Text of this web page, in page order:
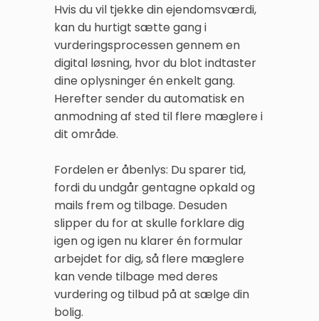
Hvis du vil tjekke din ejendomsværdi,
kan du hurtigt sætte gang i
vurderingsprocessen gennem en
digital løsning, hvor du blot indtaster
dine oplysninger én enkelt gang.
Herefter sender du automatisk en
anmodning af sted til flere mæglere i
dit område.
Fordelen er åbenlys: Du sparer tid,
fordi du undgår gentagne opkald og
mails frem og tilbage. Desuden
slipper du for at skulle forklare dig
igen og igen nu klarer én formular
arbejdet for dig, så flere mæglere
kan vende tilbage med deres
vurdering og tilbud på at sælge din
bolig.